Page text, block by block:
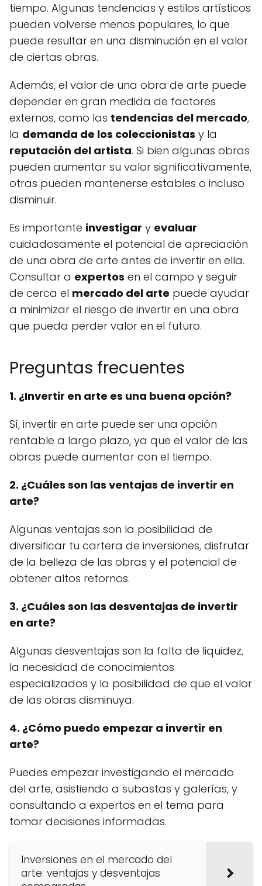
tiempo. Algunas tendencias y estilos artísticos
pueden volverse menos populares, lo que
puede resultar en una disminución en el valor
de ciertas obras.
Además, el valor de una obra de arte puede
depender en gran medida de factores
externos, como las tendencias del mercado,
la demanda de los coleccionistas y la
reputación del artista. Si bien algunas obras
pueden aumentar su valor significativamente,
otras pueden mantenerse estables o incluso
disminuir.
Es importante investigar y evaluar
cuidadosamente el potencial de apreciación
de una obra de arte antes de invertir en ella.
Consultar a expertos en el campo y seguir
de cerca el mercado del arte puede ayudar
a minimizar el riesgo de invertir en una obra
que pueda perder valor en el futuro.
Preguntas frecuentes
1. ¿Invertir en arte es una buena opción?
Sí, invertir en arte puede ser una opción
rentable a largo plazo, ya que el valor de las
obras puede aumentar con el tiempo.
2. ¿Cuáles son las ventajas de invertir en
arte?
Algunas ventajas son la posibilidad de
diversificar tu cartera de inversiones, disfrutar
de la belleza de las obras y el potencial de
obtener altos retornos.
3. ¿Cuáles son las desventajas de invertir
en arte?
Algunas desventajas son la falta de liquidez,
la necesidad de conocimientos
especializados y la posibilidad de que el valor
de las obras disminuya.
4. ¿Cómo puedo empezar a invertir en
arte?
Puedes empezar investigando el mercado
del arte, asistiendo a subastas y galerías, y
consultando a expertos en el tema para
tomar decisiones informadas.
Inversiones en el mercado del
arte: ventajas y desventajas